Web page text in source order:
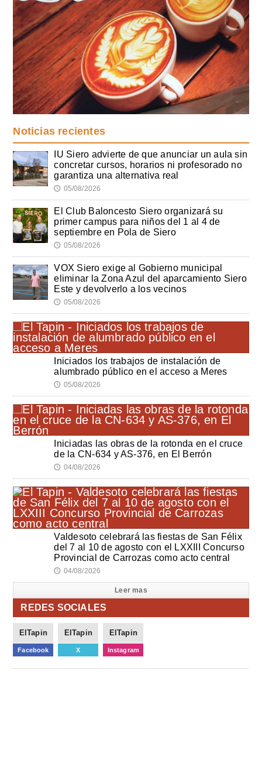
Noticias recientes
IU Siero advierte de que anunciar un aula sin
concretar cursos, horarios ni profesorado no
garantiza una alternativa real
🕔 05/08/2026
El Club Baloncesto Siero organizará su
primer campus para niños del 1 al 4 de
septiembre en Pola de Siero
🕔 05/08/2026
VOX Siero exige al Gobierno municipal
eliminar la Zona Azul del aparcamiento Siero
Este y devolverlo a los vecinos
🕔 05/08/2026
Iniciados los trabajos de instalación de
alumbrado público en el acceso a Meres
🕔 05/08/2026
Iniciadas las obras de la rotonda en el cruce
de la CN-634 y AS-376, en El Berrón
🕔 04/08/2026
Valdesoto celebrará las fiestas de San Félix
del 7 al 10 de agosto con el LXXIII Concurso
Provincial de Carrozas como acto central
🕔 04/08/2026
Leer mas
REDES SOCIALES
ElTapin
Facebook
ElTapin
X
ElTapin
Instagram